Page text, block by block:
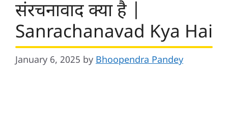
संरचनावाद क्या है |
Sanrachanavad Kya Hai
January 6, 2025 by Bhoopendra Pandey